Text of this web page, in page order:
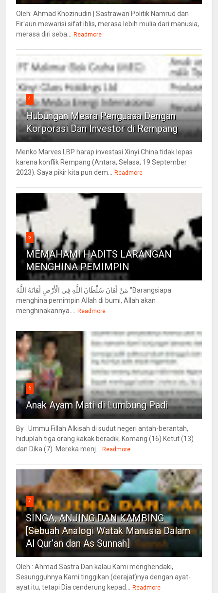
Oleh: Ahmad Khozinudin | Sastrawan Politik Namrud dan
Fir'aun mewarisi sifat iblis, merasa lebih mulia dari manusia,
merasa diri seba... Readmore
4
Hubungan Mesra Penguasa Dengan
Korporasi Dan Investor di Rempang
Menko Marves LBP harap investasi Xinyi China tidak lepas
karena konflik Rempang (Antara, Selasa, 19 September
2023). Saya pikir kita pun dem... Readmore
5
MEMAHAMI HADITS LARANGAN
MENGHINA PEMIMPIN
مَنْ أَهَانَ سُلْطَانَ اللَّهِ فِي الْأَرْضِ أَهَانَهُ اللَّهُ "Barangsiapa
menghina pemimpin Allah di bumi, Allah akan
menghinakannya.... Readmore
6
Anak Ayam Mati di Lumbung Padi
By : Ummu Fillah Alkisah di sudut negeri antah-berantah,
hiduplah tiga orang kakak beradik. Komang (16) Ketut (13)
dan Dika (7). Mereka menj... Readmore
7
SINGA, ANJING DAN KAMBING
[Sebuah Analogi Watak Manusia Dalam
Al Qur’an dan As Sunnah]
Oleh : Ahmad Sastra Dan kalau Kami menghendaki,
Sesungguhnya Kami tinggikan (derajat)nya dengan ayat-
ayat itu, tetapi Dia cenderung kepad... Readmore